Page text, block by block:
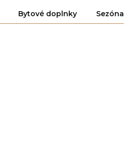
Bytové doplnky Sezóna